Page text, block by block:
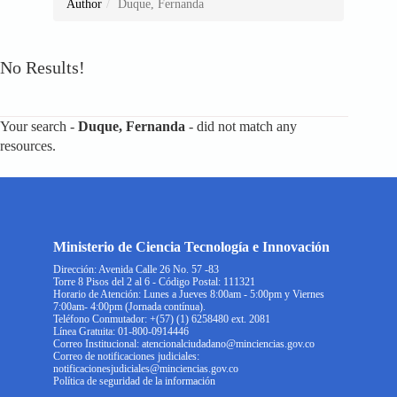
Author Duque, Fernanda
No Results!
Your search - Duque, Fernanda - did not match any
resources.
Ministerio de Ciencia Tecnología e Innovación
Dirección: Avenida Calle 26 No. 57 -83
Torre 8 Pisos del 2 al 6 - Código Postal: 111321
Horario de Atención: Lunes a Jueves 8:00am - 5:00pm y Viernes
7:00am- 4:00pm (Jornada contínua).
Teléfono Conmutador: +(57) (1) 6258480 ext. 2081
Línea Gratuita: 01-800-0914446
Correo Institucional: atencionalciudadano@minciencias.gov.co
Correo de notificaciones judiciales:
notificacionesjudiciales@minciencias.gov.co
Política de seguridad de la información